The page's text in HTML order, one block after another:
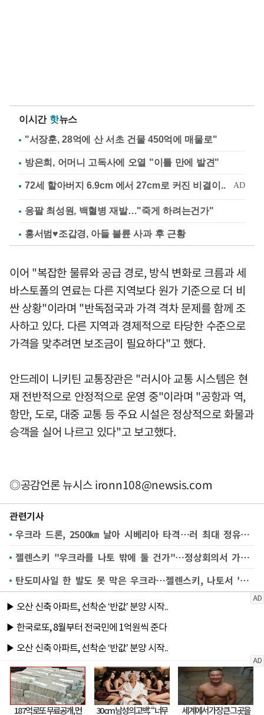
이시간 핫뉴스
"서장훈, 28억에 산 서초 건물 450억에 매물로"
방은희, 어머니 고독사에 오열 "이틀 만에 발견"
응팔 최성원, 백혈병 재발…"죽게 하려는건가"
홍서범♥조갑경, 아들 불륜 사과 후 근황
이어 "복잡한 물류와 공급 경로, 방식 변화로 크름과 세
바스토폴의 연료는 다른 지역보다 원가 기준으로 더 비
싼 상황"이라며 "반독점국과 가격 격차 문제를 함께 조
사하고 있다. 다른 지역과 경제적으로 타당한 수준으로
가격을 맞추려면 보조금이 필요하다"고 했다.
안드레이 니키틴 교통장관은 "러시아 교통 시스템은 현
재 전반적으로 안정적으로 운영 중"이라며 "공항과 역,
항만, 도로, 대중 교통 등 주요 시설은 정상적으로 화물과
승객을 실어 나르고 있다"고 보고했다.
◎공감언론 뉴시스ironn108@newsis.com
관련기사
우크라 드론, 2500㎞ 날아 시베리아 타격…러 최대 정유소 피격
젤렌스키 "우크라를 나토 밖에 둘 건가"…정상회의서 가입 압박
탄도미사일 한 발도 못 막은 우크라…젤렌스키, 나토서 '패트리엇' 압박한다